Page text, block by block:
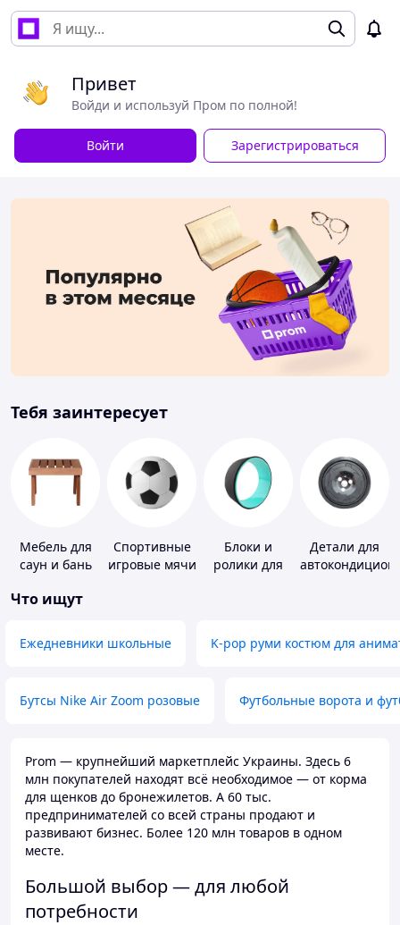
Привет
Войди и используй Пром по полной!
Войти Зарегистрироваться
Тебя заинтересует
Мебель для
саун и бань
Спортивные
игровые мячи
Блоки и
ролики для
Детали для
Что ищут
Ежедневники школьные K-pop руми костюм для
Бутсы Nike Air Zoom розовые Футбольные ворота и
Prom — крупнейший маркетплейс Украины. Здесь 6
млн покупателей находят всё необходимое — от корма
для щенков до бронежилетов. А 60 тыс.
предпринимателей со всей страны продают и
развивают бизнес. Более 120 млн товаров в одном
месте.
Большой выбор — для любой
потребности